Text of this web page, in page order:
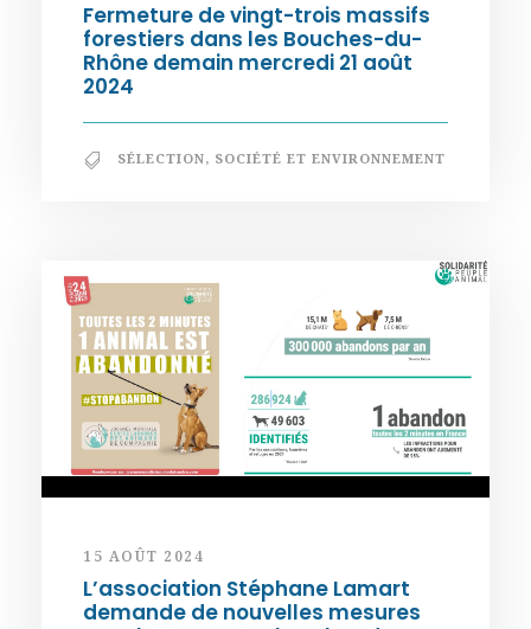
Fermeture de vingt-trois massifs
forestiers dans les Bouches-du-
Rhône demain mercredi 21 août
2024
SÉLECTION, SOCIÉTÉ ET ENVIRONNEMENT
15 AOÛT 2024
L’association Stéphane Lamart
demande de nouvelles mesures